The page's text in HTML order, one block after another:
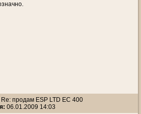
Re: продам ESP LTD EC 400
06.01.2009 14:03